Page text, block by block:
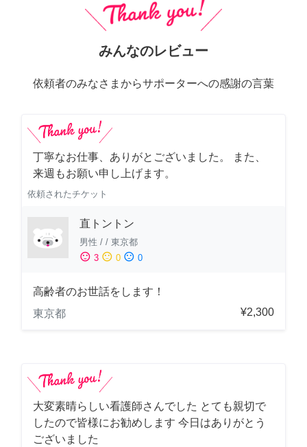
みんなのレビュー
依頼者のみなさまからサポーターへの感謝の言葉
丁寧なお仕事、ありがとございました。 また、
来週もお願い申し上げます。
依頼されたチケット
直トントン
男性 / / 東京都
sentiment_satisfied 3 sentiment_neutral 0 sentiment_dissatisfied 0
高齢者のお世話をします！
東京都
¥2,300
大変素晴らしい看護師さんでした とても親切で
したので皆様にお勧めします 今日はありがとう
ございました